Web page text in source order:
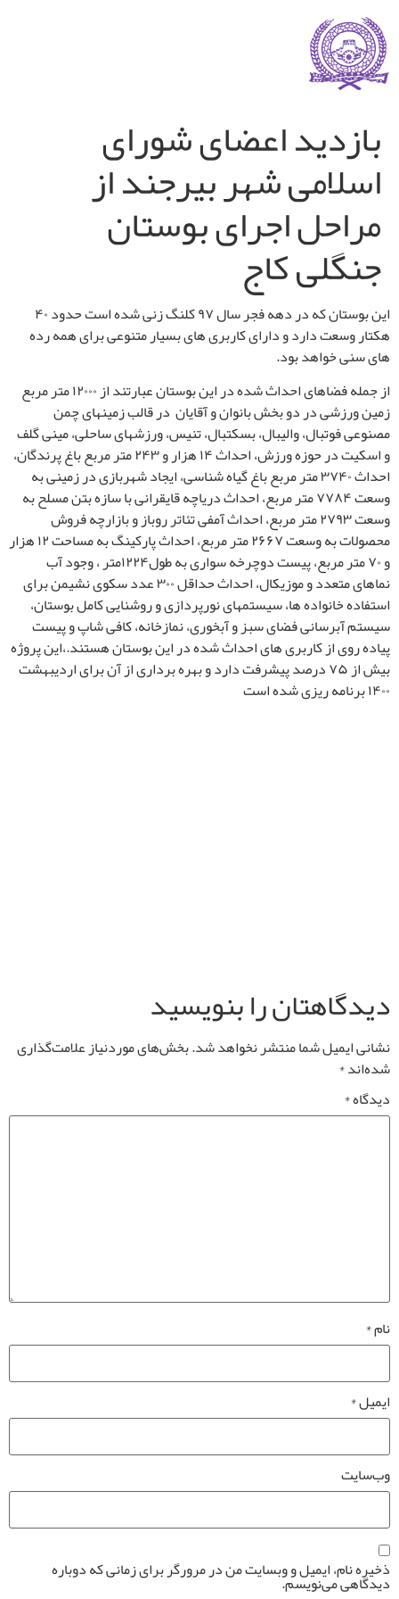
بازدید اعضای شورای
اسلامی شهر بیرجند از
مراحل اجرای بوستان
جنگلی کاج
این بوستان که در دهه فجر سال ۹۷ کلنگ زنی شده است حدود ۴۰
هکتار وسعت دارد و دارای کاربری های بسیار متنوعی برای همه رده
های سنی خواهد بود.
از جمله فضاهای احداث شده در این بوستان عبارتند از ۱۲۰۰۰ متر مربع
زمین ورزشی در دو بخش بانوان و آقایان در قالب زمینهای چمن
مصنوعی فوتبال، والیبال، بسکتبال، تنیس، ورزشهای ساحلی، مینی گلف
و اسکیت در حوزه ورزش، احداث ۱۴ هزار و ۲۴۳ متر مربع باغ پرندگان،
احداث ‌۳۷۴۰ متر مربع باغ گیاه شناسی، ایجاد شهربازی در زمینی به
وسعت ۷۷۸۴ متر مربع، احداث دریاچه قایقرانی با سازه بتن مسلح به
وسعت ۲۷۹۳ متر مربع، احداث آمفی تئاتر روباز و بازارچه فروش
محصولات به وسعت ۲۶۶۷ متر مربع، احداث پارکینگ به مساحت ۱۲ هزار
و ۷۰ متر مربع، پیست دوچرخه سواری به طول۱۲۲۴متر ، وجود آب
نماهای متعدد و موزیکال، احداث حداقل ۳۰۰ عدد سکوی نشیمن برای
استفاده خانواده ها، سیستمهای نورپردازی و روشنایی کامل بوستان،
سیستم آبرسانی فضای سبز و آبخوری، نمازخانه، کافی شاپ و پیست
پیاده روی از کاربری های احداث شده در این بوستان هستند.،این پروژه
بیش از ۷۵ درصد پیشرفت دارد و بهره برداری از آن برای اردیبهشت
۱۴۰۰ برنامه ریزی شده است
دیدگاهتان را بنویسید
نشانی ایمیل شما منتشر نخواهد شد.بخش‌های موردنیاز علامت‌گذاری
شده‌اند*
دیدگاه*
نام*
ایمیل*
وب‌سایت
ذخیره نام، ایمیل و وبسایت من در مرورگر برای زمانی که دوباره
دیدگاهی می‌نویسم.